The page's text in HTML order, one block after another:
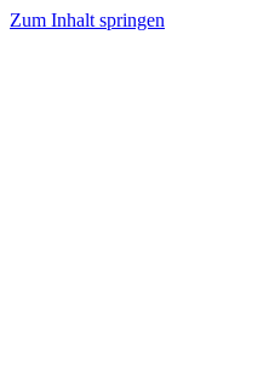
Zum Inhalt springen